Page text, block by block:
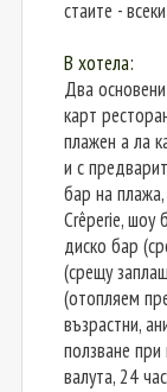
стаите -
В хотела:
Два
карт
плажен а ла
и с
бар на
Crêperie, шоу
диско бар
(срещу
(отопляем
възрастни,
ползване
валута, 24